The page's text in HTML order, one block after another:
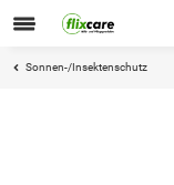
Sonnen-/Insektenschutz